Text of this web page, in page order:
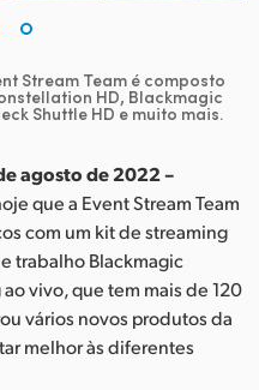
Stream Team é composto
HD, Blackmagic
Shuttle HD e muito mais.
agosto de 2022 –
que a Event Stream Team
com um kit de streaming
trabalho Blackmagic
vivo, que tem mais de 120
vários novos produtos da
melhor às diferentes